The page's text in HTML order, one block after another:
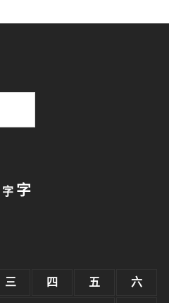
小
字重
小。
字放
三 四 五 六